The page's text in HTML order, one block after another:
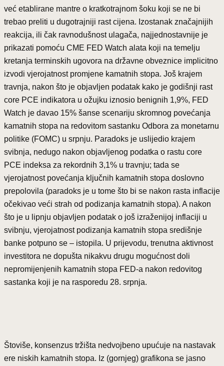
već etablirane mantre o kratkotrajnom šoku koji se ne bi
trebao preliti u dugotrajniji rast cijena. Izostanak značajnijih
reakcija, ili čak ravnodušnost ulagača, najjednostavnije je
prikazati pomoću CME FED Watch alata koji na temelju
kretanja terminskih ugovora na državne obveznice implicitno
izvodi vjerojatnost promjene kamatnih stopa. Još krajem
travnja, nakon što je objavljen podatak kako je godišnji rast
core PCE indikatora u ožujku iznosio benignih 1,9%, FED
Watch je davao 15% šanse scenariju skromnog povećanja
kamatnih stopa na redovitom sastanku Odbora za monetarnu
politike (FOMC) u srpnju. Paradoks je uslijedio krajem
svibnja, nedugo nakon objavljenog podatka o rastu core
PCE indeksa za rekordnih 3,1% u travnju; tada se
vjerojatnost povećanja ključnih kamatnih stopa doslovno
prepolovila (paradoks je u tome što bi se nakon rasta inflacije
očekivao veći strah od podizanja kamatnih stopa). A nakon
što je u lipnju objavljen podatak o još izraženijoj inflaciji u
svibnju, vjerojatnost podizanja kamatnih stopa središnje
banke potpuno se – istopila. U prijevodu, trenutna aktivnost
investitora ne dopušta nikakvu drugu mogućnost doli
nepromijenjenih kamatnih stopa FED-a nakon redovitog
sastanka koji je na rasporedu 28. srpnja.
Štoviše, konsenzus tržišta nedvojbeno upućuje na nastavak
ere niskih kamatnih stopa. Iz (gornjeg) grafikona se jasno